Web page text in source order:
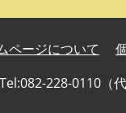
ページについて
Tel:082-228-0110（代